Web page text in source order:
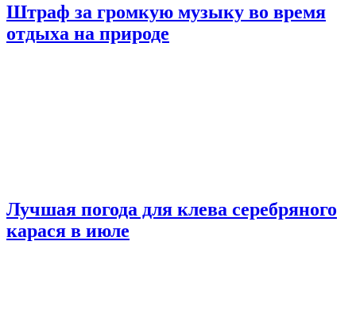
Штраф за громкую музыку во время
отдыха на природе
Лучшая погода для клева серебряного
карася в июле